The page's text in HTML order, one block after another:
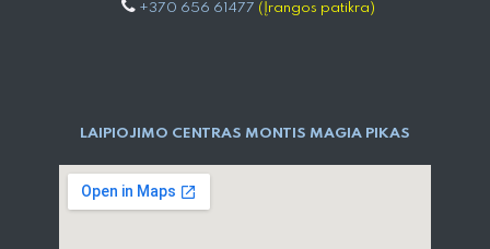
+370 656 61477 (Įrangos patikra)
LAIPIOJIMO CENTRAS MONTIS MAGIA PIKAS